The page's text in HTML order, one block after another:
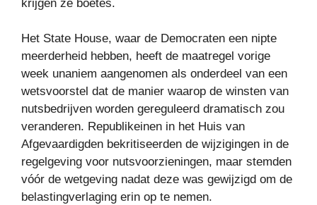
krijgen ze boetes.
Het State House, waar de Democraten een nipte
meerderheid hebben, heeft de maatregel vorige
week unaniem aangenomen als onderdeel van een
wetsvoorstel dat de manier waarop de winsten van
nutsbedrijven worden gereguleerd dramatisch zou
veranderen. Republikeinen in het Huis van
Afgevaardigden bekritiseerden de wijzigingen in de
regelgeving voor nutsvoorzieningen, maar stemden
vóór de wetgeving nadat deze was gewijzigd om de
belastingverlaging erin op te nemen.